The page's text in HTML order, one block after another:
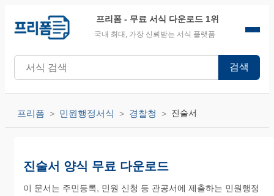
프리폼 - 무료 서식 다운로드 1위
국내 최대, 가장 신뢰받는 서식 플랫폼
검색
프리폼 민원행정서식 경찰청 진술서
진술서 양식 무료 다운로드
이 문서는 주민등록, 민원 신청 등 관공서에 제출하는 민원행정